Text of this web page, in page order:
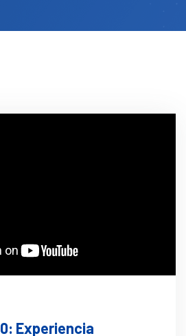
Experiencia